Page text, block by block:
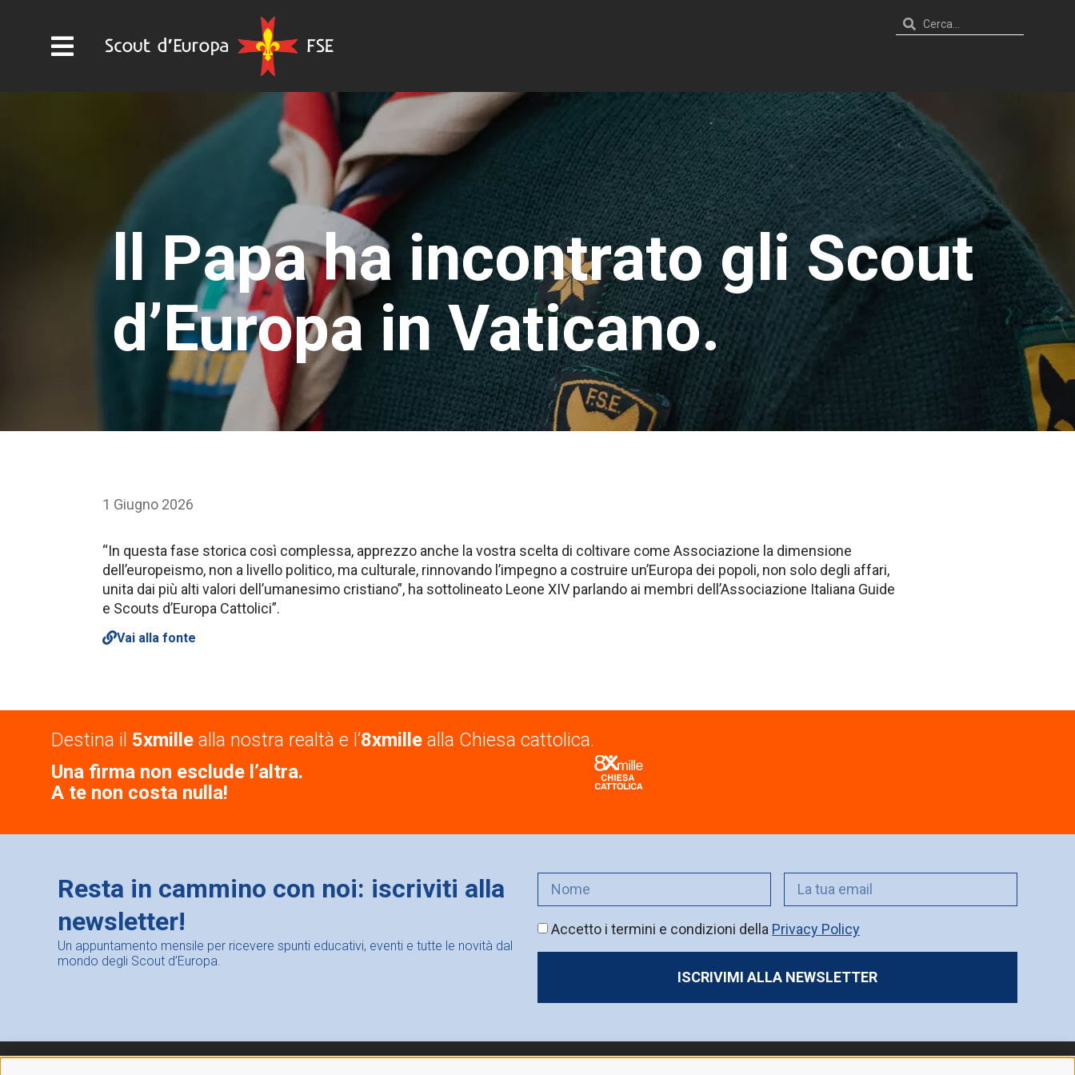
ll Papa ha incontrato gli Scout
d’Europa in Vaticano.
1 Giugno 2026
“In questa fase storica così complessa, apprezzo anche la vostra scelta di coltivare come Associazione la dimensione
dell’europeismo, non a livello politico, ma culturale, rinnovando l’impegno a costruire un’Europa dei popoli, non solo degli affari,
unita dai più alti valori dell’umanesimo cristiano”, ha sottolineato Leone XIV parlando ai membri dell’Associazione Italiana Guide
e Scouts d’Europa Cattolici”.
Vai alla fonte
Destina il 5xmille alla nostra realtà e l’8xmille alla Chiesa cattolica.
Una firma non esclude l’altra.
A te non costa nulla!
Resta in cammino con noi: iscriviti alla
newsletter!
Un appuntamento mensile per ricevere spunti educativi, eventi e tutte le novità dal
mondo degli Scout d’Europa.
Accetto i termini e condizioni della Privacy Policy
ISCRIVIMI ALLA NEWSLETTER